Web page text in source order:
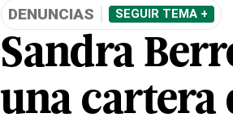
DENUNCIAS SEGUIR TEMA +
Sandra
una cartera